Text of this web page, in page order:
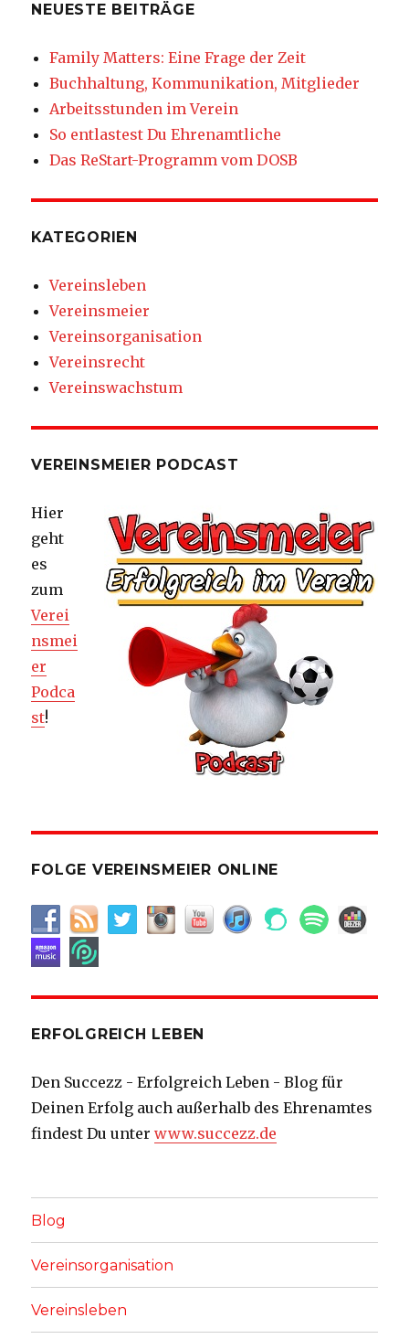
NEUESTE BEITRÄGE
Family Matters: Eine Frage der Zeit
Buchhaltung, Kommunikation, Mitglieder
Arbeitsstunden im Verein
So entlastest Du Ehrenamtliche
Das ReStart-Programm vom DOSB
KATEGORIEN
Vereinsleben
Vereinsmeier
Vereinsorganisation
Vereinsrecht
Vereinswachstum
VEREINSMEIER PODCAST
Hier
geht
es
zum
Verei
nsmei
er
Podca
st!
FOLGE VEREINSMEIER ONLINE
ERFOLGREICH LEBEN
Den Succezz - Erfolgreich Leben - Blog für
Deinen Erfolg auch außerhalb des Ehrenamtes
findest Du unterwww.succezz.de
Blog
Vereinsorganisation
Vereinsleben